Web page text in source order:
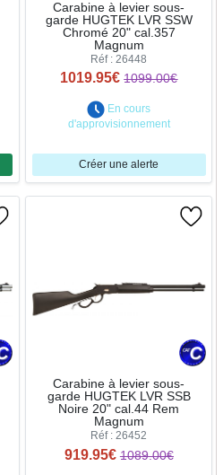
Carabine à levier sous-
garde HUGTEK LVR SSW
Chromé 20" cal.357
Magnum
Réf : 26448
1019.95€ 1099.00€
En cours
d'approvisionnement
Créer une alerte
Carabine à levier sous-
garde HUGTEK LVR SSB
Noire 20" cal.44 Rem
Magnum
Réf : 26452
919.95€ 1089.00€